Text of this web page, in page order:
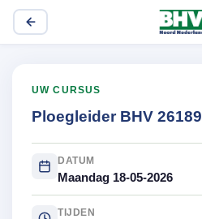
UW CURSUS
Ploegleider BHV 26189
DATUM
Maandag 18-05-2026
TIJDEN